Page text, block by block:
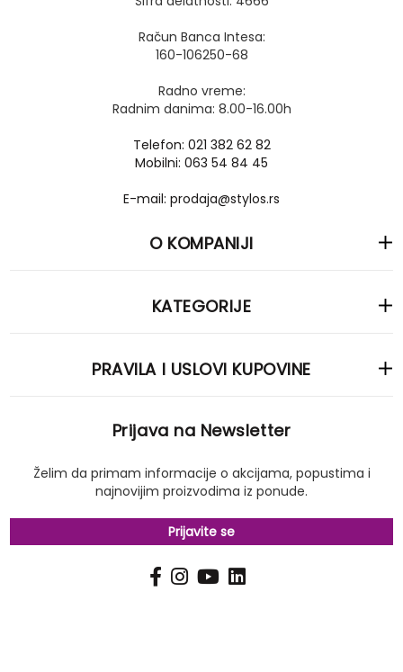
Račun Banca Intesa:
160-106250-68
Radno vreme:
Radnim danima: 8.00-16.00h
Telefon: 021 382 62 82
Mobilni: 063 54 84 45
E-mail: prodaja@stylos.rs
O KOMPANIJI
KATEGORIJE
PRAVILA I USLOVI KUPOVINE
Prijava na Newsletter
Želim da primam informacije o akcijama, popustima i
najnovijim proizvodima iz ponude.
Prijavite se